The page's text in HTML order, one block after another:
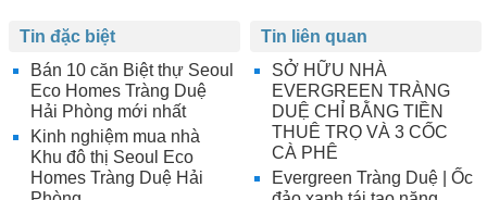
Tin liên quan
SỞ HỮU NHÀ
EVERGREEN TRÀNG
DUỆ CHỈ BẰNG TIỀN
THUÊ TRỌ VÀ 3 CỐC
CÀ PHÊ
Evergreen Tràng Duệ | Ốc
Tin đặc biệt
Bán 10 căn Biệt thự Seoul
Eco Homes Tràng Duệ
Hải Phòng mới nhất
Kinh nghiệm mua nhà
Khu đô thị Seoul Eco
Homes Tràng Duệ Hải